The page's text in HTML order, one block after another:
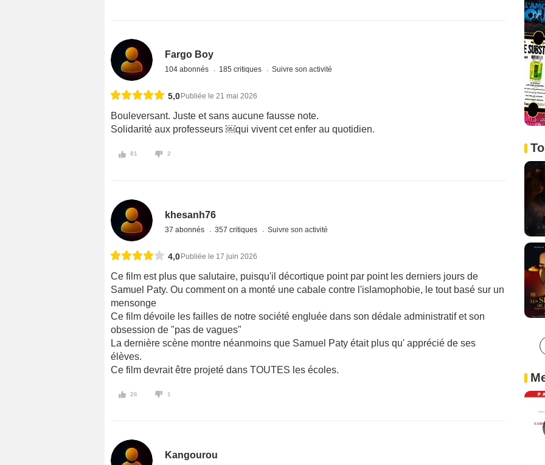
Fargo Boy
104 abonnés 185 critiques Suivre son activité
5,0Publiée le 21 mai 2026
Bouleversant. Juste et sans aucune fausse note.
Solidarité aux professeurs ￼qui vivent cet enfer au quotidien.
81 2
khesanh76
37 abonnés 357 critiques Suivre son activité
4,0Publiée le 17 juin 2026
Ce film est plus que salutaire, puisqu'il décortique point par point les derniers jours de
Samuel Paty. Ou comment on a monté une cabale contre l'islamophobie, le tout basé sur un
mensonge
Ce film dévoile les failles de notre société engluée dans son dédale administratif et son
obsession de "pas de vagues"
La dernière scène montre néanmoins que Samuel Paty était plus qu' apprécié de ses
élèves.
Ce film devrait être projeté dans TOUTES les écoles.
26 1
Kangourou